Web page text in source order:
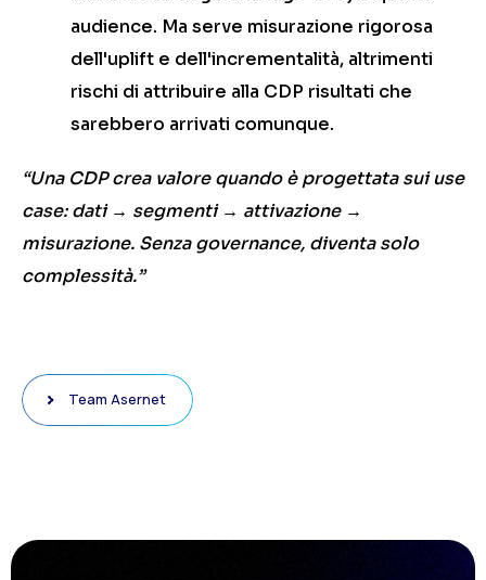
audience. Ma serve misurazione rigorosa
dell'uplift e dell'incrementalità, altrimenti
rischi di attribuire alla CDP risultati che
sarebbero arrivati comunque.
“Una CDP crea valore quando è progettata sui use
case: dati → segmenti → attivazione →
misurazione. Senza governance, diventa solo
complessità.”
Team Asernet